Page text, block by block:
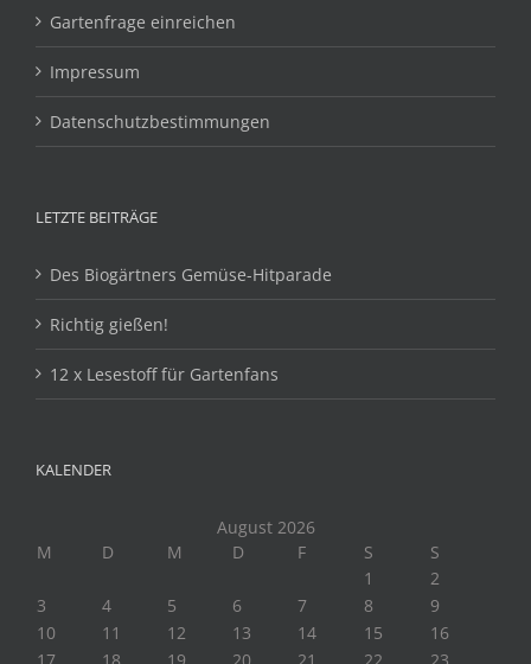
Gartenfrage einreichen
Impressum
Datenschutzbestimmungen
LETZTE BEITRÄGE
Des Biogärtners Gemüse-Hitparade
Richtig gießen!
12 x Lesestoff für Gartenfans
KALENDER
August 2026
M
D M D F S
S
1
2
3
4 5 6 7 8
9
10
11 12 13 14 15
16